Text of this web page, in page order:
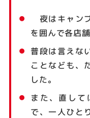
夜はキャン
を囲んで各店
普段は言えな
ことなども、
した。
また、直し
で、一人ひと